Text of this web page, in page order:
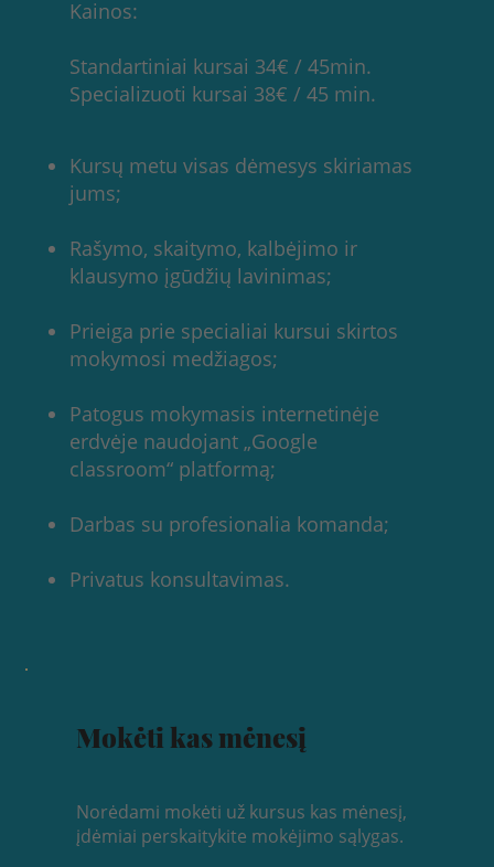
Mokėti kas mėnesį
​Norėdami mokėti už kursus kas mėnesį,
įdėmiai perskaitykite mokėjimo sąlygas.
Kainos:
Standartiniai kursai 34€ / 45min.
Specializuoti kursai 38€ / 45 min.
Kursų metu visas dėmesys skiriamas
jums;
Rašymo, skaitymo, kalbėjimo ir
klausymo įgūdžių lavinimas;
Prieiga prie specialiai kursui skirtos
mokymosi medžiagos;
Patogus mokymasis internetinėje
erdvėje naudojant „Google
classroom“ platformą;
Darbas su profesionalia komanda;
Privatus konsultavimas.